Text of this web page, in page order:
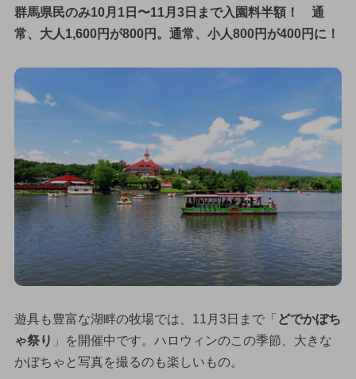
群馬県民のみ10月1日〜11月3日まで入園料半額！ 通
常、大人1,600円が800円。通常、小人800円が400円に！
遊具も豊富な湖畔の牧場では、11月3日まで「 どでかぼち
ゃ祭り 」を開催中です。ハロウィンのこの季節、大きな
かぼちゃと写真を撮るのも楽しいもの。